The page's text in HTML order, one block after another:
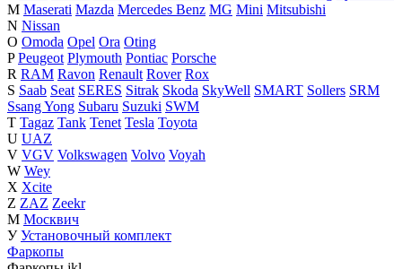
M Maserati Mazda Mercedes Benz MG Mini Mitsubishi
N Nissan
O Omoda Opel Ora Oting
P Peugeot Plymouth Pontiac Porsche
R RAM Ravon Renault Rover Rox
S Saab Seat SERES Sitrak Skoda SkyWell SMART Sollers SRM
Ssang Yong Subaru Suzuki SWM
T Tagaz Tank Tenet Tesla Toyota
U UAZ
V VGV Volkswagen Volvo Voyah
W Wey
X Xcite
Z ZAZ Zeekr
М Москвич
У Установочный комплект
Фаркопы